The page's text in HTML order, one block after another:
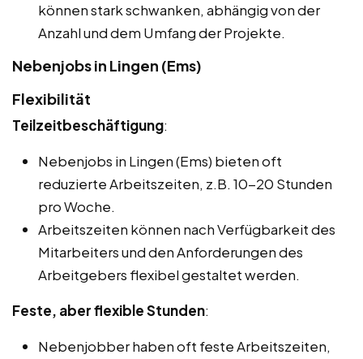
können stark schwanken, abhängig von der
Anzahl und dem Umfang der Projekte.
Nebenjobs in Lingen (Ems)
Flexibilität
Teilzeitbeschäftigung:
Nebenjobs in Lingen (Ems) bieten oft
reduzierte Arbeitszeiten, z.B. 10-20 Stunden
pro Woche.
Arbeitszeiten können nach Verfügbarkeit des
Mitarbeiters und den Anforderungen des
Arbeitgebers flexibel gestaltet werden.
Feste, aber flexible Stunden:
Nebenjobber haben oft feste Arbeitszeiten,